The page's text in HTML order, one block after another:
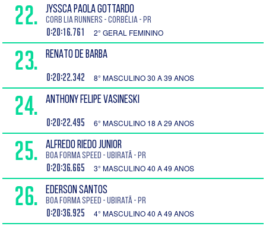
22. JYSSCA PAOLA GOTTARDO
Corb lia Runners - Corbélia - PR
0:20:16.761 2° GERAL FEMININO
23. RENATO DE BARBA
0:20:22.342 8° MASCULINO 30 A 39 ANOS
24. ANTHONY FELIPE VASINESKI
0:20:22.495 6° MASCULINO 18 A 29 ANOS
25. ALFREDO RIEDO JUNIOR
Boa Forma Speed - Ubiratã - PR
0:20:36.665 3° MASCULINO 40 A 49 ANOS
26. EDERSON SANTOS
Boa Forma Speed - Ubiratã - PR
0:20:36.925 4° MASCULINO 40 A 49 ANOS